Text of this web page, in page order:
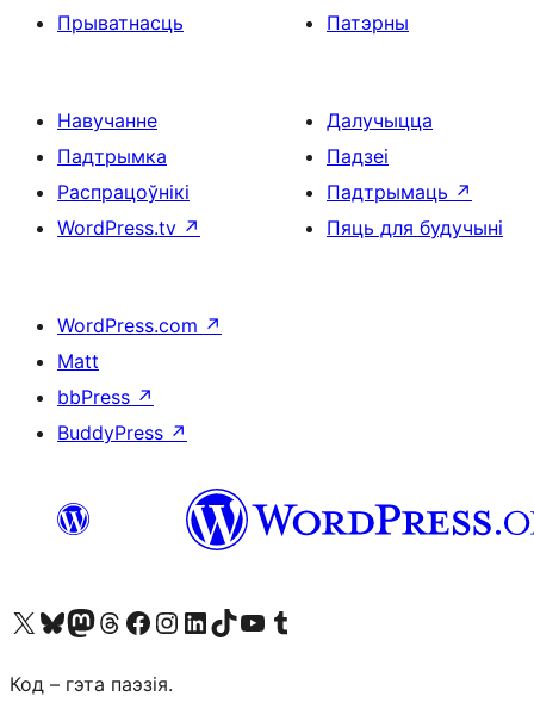
Прыватнасць
Патэрны
Навучанне
Падтрымка
Распрацоўнікі
WordPress.tv ↗
Далучыцца
Падзеі
Падтрымаць ↗
Пяць для будучыні
WordPress.com ↗
Matt
bbPress ↗
BuddyPress ↗
Наведайце наш акаўнт у X (былы Twitter)
Visit our Bluesky account
Visit our Mastodon account
Visit our Threads account
Наведаеце нашу старонку на Facebook
Наведайце наш Instagram
Наведайце нашу старонку ў LinkedIn
Visit our TikTok account
Наведайце наш YouTube каналVisit our Tumblr account
Код – гэта паэзія.